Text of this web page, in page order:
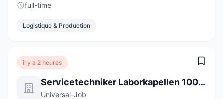
full-time
Logistique & Production
il y a 2 heures
Servicetechniker Laborkapellen 100% (m/w/d)
Universal-Job